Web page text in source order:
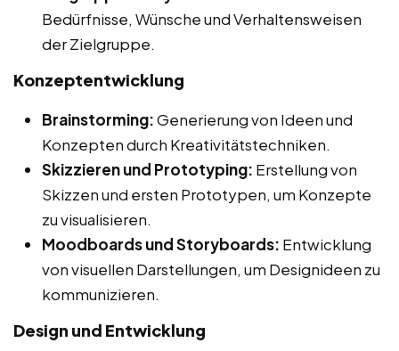
Bedürfnisse, Wünsche und Verhaltensweisen
der Zielgruppe.
Konzeptentwicklung
Brainstorming:Generierung von Ideen und
Konzepten durch Kreativitätstechniken.
Skizzieren und Prototyping: Erstellung von
Skizzen und ersten Prototypen, um Konzepte
zu visualisieren.
Moodboards und Storyboards: Entwicklung
von visuellen Darstellungen, um Designideen zu
kommunizieren.
Design und Entwicklung